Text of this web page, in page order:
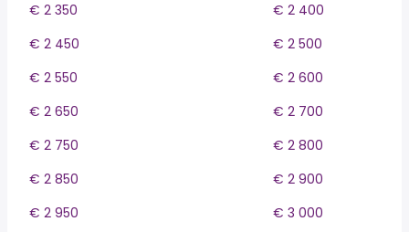
€ 2 350
€ 2 400
€ 2 450
€ 2 500
€ 2 550
€ 2 600
€ 2 650
€ 2 700
€ 2 750
€ 2 800
€ 2 850
€ 2 900
€ 2 950
€ 3 000